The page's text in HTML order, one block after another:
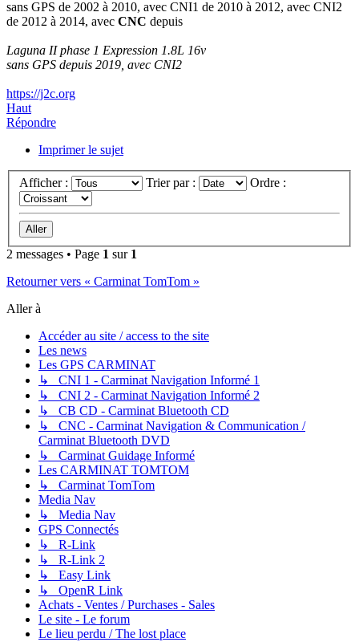
sans GPS de 2002 à 2010, avec CNI1 de 2010 à 2012, avec CNI2
de 2012 à 2014, avec CNC depuis
Laguna II phase 1 Expression 1.8L 16v
sans GPS depuis 2019, avec CNI2
https://j2c.org
Haut
Répondre
Imprimer le sujet
Afficher : Trier par : Ordre :
2 messages • Page 1 sur 1
Retourner vers « Carminat TomTom »
Aller à
Accéder au site / access to the site
Les news
Les GPS CARMINAT
↳ CNI 1 - Carminat Navigation Informé 1
↳ CNI 2 - Carminat Navigation Informé 2
↳ CB CD - Carminat Bluetooth CD
↳ CNC - Carminat Navigation & Communication /
Carminat Bluetooth DVD
↳ Carminat Guidage Informé
Les CARMINAT TOMTOM
↳ Carminat TomTom
Media Nav
↳ Media Nav
GPS Connectés
↳ R-Link
↳ R-Link 2
↳ Easy Link
↳ OpenR Link
Achats - Ventes / Purchases - Sales
Le site - Le forum
Le lieu perdu / The lost place